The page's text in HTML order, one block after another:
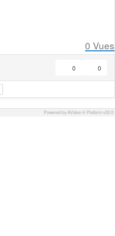
0 Vues
0
0
Powered by AVideo ® Platform v30.0